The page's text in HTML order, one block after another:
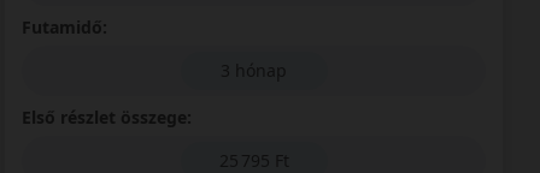
Futamidő:
3 hónap
Első részlet összege:
25 795 Ft